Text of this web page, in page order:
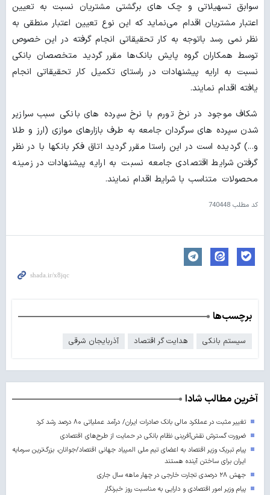
سوابق تسهیلاتی و چک های برگشتی مشتریان نسبت به تعیین
اعتبار مشتریان اقدام می‌نماید که این نوع تعیین اعتبار منطقی به
نظر نمی رسد باتوجه به کار تحقیقاتی انجام گرفته در این خصوص
توسط همکاران گروه پایش بانک‌ها مقرر گردید متخصصان بانکی
نسبت به ارایه پیشنهادات در راستای تکمیل کار تحقیقاتی انجام
یافته اقدام نمایند.
شکاف موجود در نرخ تورم با نرخ سپرده های بانکی سبب سرازیر
شدن سپرده های سرگردان جامعه به طرف بازارهای موازی (ارز و طلا
و...) گردیده است در این راستا مقرر گردید اتاق فکر بانکها با در نظر
گرفتن شرایط اقتصادی جامعه نسبت به ارایه پیشنهادات در زمینه
محصولات متناسب با شرایط اقدام نمایند.
کد مطلب 740448
برچسب‌ها
سیستم بانکی هدایت گر اقتصاد آذربایجان شرقی
آخرین مطالب شادا
تغییر مثبت در عملکرد مالی بانک صادرات ایران/ درآمد عملیاتی ۸۰ درصد رشد کرد
ضرورت گسترش نقش‌آفرینی نظام بانکی در حمایت از طرح‌های اقتصادی
پیام تبریک وزیر اقتصاد به اعضای تیم ملی المپیاد جهانی اقتصاد/جوانان، بزرگ‌ترین سرمایه
ایران برای ساختن آینده‌ هستند
جهش ۲۸ درصدی تجارت خارجی در چهار ماهه سال جاری
پیام وزیر امور اقتصادی و دارایی به مناسبت روز خبرنگار